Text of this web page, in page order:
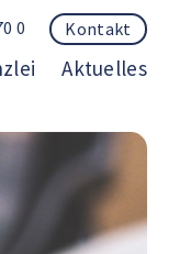
0 Kontakt
Aktuelles